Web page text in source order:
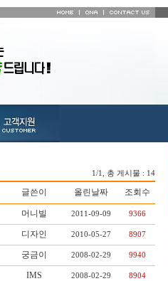
1/1, 총 게시물 : 14
글쓴이 올린날짜 조회수
머니빌 2011-09-09 9366
디자인 2010-05-27 8907
궁금이 2008-02-29 9940
IMS 2008-02-29 8904